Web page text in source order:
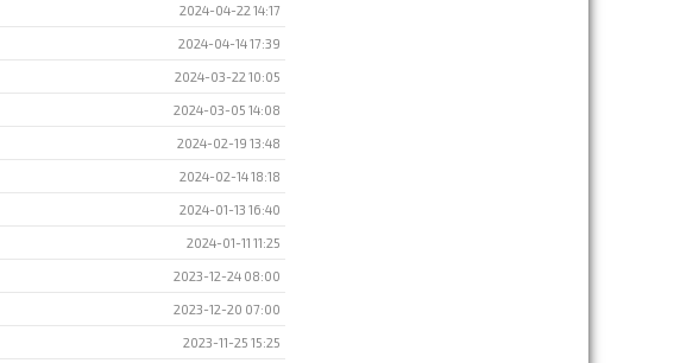
2024-04-22 14:17
2024-04-14 17:39
2024-03-22 10:05
2024-03-05 14:08
2024-02-19 13:48
2024-02-14 18:18
2024-01-13 16:40
2024-01-11 11:25
2023-12-24 08:00
2023-12-20 07:00
2023-11-25 15:25